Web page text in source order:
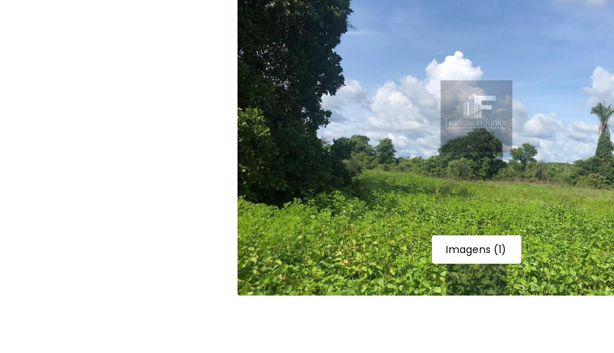
Imagens (1)